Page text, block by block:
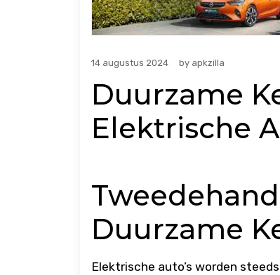
14 augustus 2024 by apkzilla
Duurzame
Elektrische
Duurzame
Elektrische auto’s worden